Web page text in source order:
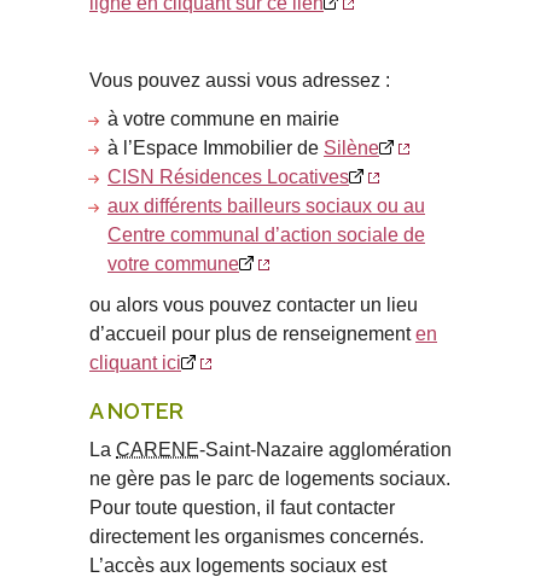
Vous pouvez aussi vous adressez :
à votre commune en mairie
à l’Espace Immobilier de Silène
CISN Résidences Locatives
aux différents bailleurs sociaux ou au
Centre communal d’action sociale de
votre commune
ou alors vous pouvez contacter un lieu
d’accueil pour plus de renseignementen
cliquant ici
A NOTER
La CARENE-Saint-Nazaire agglomération
ne gère pas le parc de logements sociaux.
Pour toute question, il faut contacter
directement les organismes concernés.
L’accès aux logements sociaux est